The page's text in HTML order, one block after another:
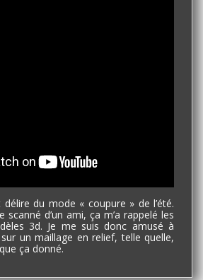
du mode « coupure » de l’été.
scanné d’un ami, ça m’a rappelé les
3d. Je me suis donc amusé à
un maillage en relief, telle quelle,
ça donné.